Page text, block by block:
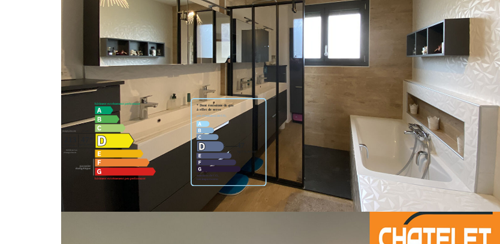
Le jardin est bien arboré, dont un superbe kiwi avec une belle production, clos et au calme, il est possible d'implanter
Nos honoraires Accéder à la visite virtuelle
Classes DPE/GES
Montant estimé des dépenses annuelles d'énergie pour un usage standard entre 2558€ et 3460€. Pour la date de
référence 01/01/2022.